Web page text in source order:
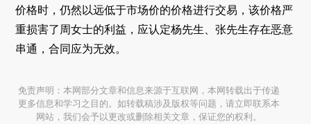
价格时，仍然以远低于市场价的价格进行交易，该价格严
重损害了周女士的利益，应认定杨先生、张先生存在恶意
串通，合同应为无效。
免责声明：本网部分文章和信息来源于互联网，本网转载出于传递
更多信息和学习之目的。如转载稿涉及版权等问题，请立即联系本
网站，我们会予以更改或删除相关文章，保证您的权利。